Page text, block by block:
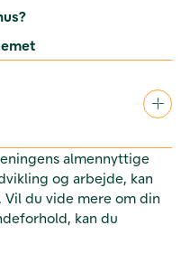
almennyttige
og arbejde, kan
du vide mere om din
kan du